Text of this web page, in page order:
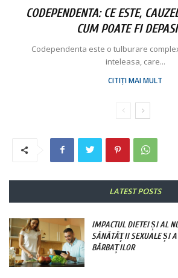
CODEPENDENTA: CE ESTE,
CUM POATE FI
Codependenta este o tulburare
inteleasa, care...
CITIȚI MAI MULT
LATEST POSTS
IMPACTUL DIETEI ȘI AL
SĂNĂTĂȚII SEXUALE ȘI
BĂRBAȚILOR